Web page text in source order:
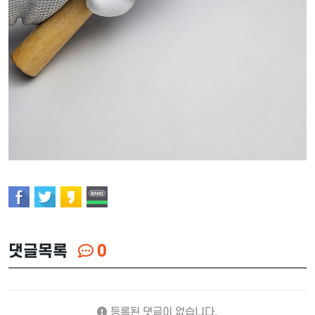
댓글목록 0
등록된 댓글이 없습니다.